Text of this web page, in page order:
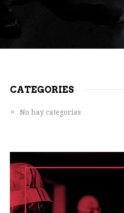
CATEGORIES
No hay categorías